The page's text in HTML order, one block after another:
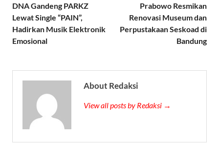
DNA Gandeng PARKZ
Lewat Single “PAIN”,
Hadirkan Musik Elektronik
Emosional
Prabowo Resmikan
Renovasi Museum dan
Perpustakaan Seskoad di
Bandung
About Redaksi
View all posts by Redaksi →